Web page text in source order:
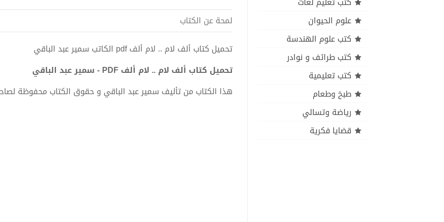
علوم الحيوان
كتب علوم الهندسة
كتب طرائف و نوادر
كتب تعليمية
طبخ وطعام
رياضة وتسالي
قضايا فكرية
لمحة عن الكتاب
تحميل كتاب ألف لام .. لام ألف pdf الكاتب سمير عبد الباقي
تحميل كتاب ألف لام .. لام ألف PDF - سمير عبد الباقي
هذا الكتاب من تأليف سمير عبد الباقي و حقوق الكتاب محفوظة